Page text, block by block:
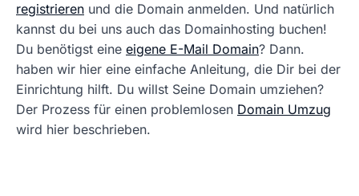
registrieren und die Domain anmelden. Und natürlich
kannst du bei uns auch das Domainhosting buchen!
Du benötigst eine eigene E-Mail Domain? Dann.
haben wir hier eine einfache Anleitung, die Dir bei der
Einrichtung hilft. Du willst Seine Domain umziehen?
Der Prozess für einen problemlosen Domain Umzug
wird hier beschrieben.